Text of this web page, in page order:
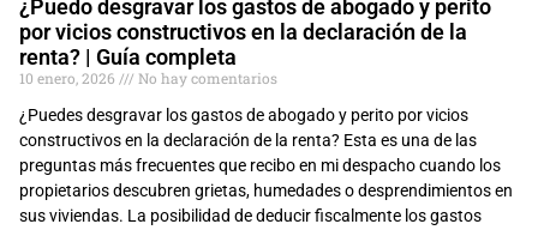
¿Puedo desgravar los gastos de abogado y perito
por vicios constructivos en la declaración de la
renta? | Guía completa
10 enero, 2026
No hay comentarios
¿Puedes desgravar los gastos de abogado y perito por vicios
constructivos en la declaración de la renta? Esta es una de las
preguntas más frecuentes que recibo en mi despacho cuando los
propietarios descubren grietas, humedades o desprendimientos en
sus viviendas. La posibilidad de deducir fiscalmente los gastos